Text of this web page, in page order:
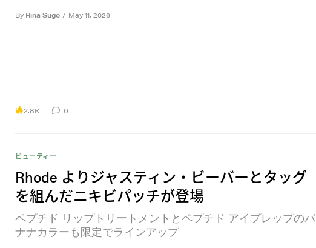
By Rina Sugo / May 11, 2026
2.8K 0
ビューティー
Rhode よりジャスティン・ビーバーとタッグ
を組んだニキビパッチが登場
ペプチド リップトリートメントとペプチド アイプレップのバ
ナナカラーも限定でラインアップ